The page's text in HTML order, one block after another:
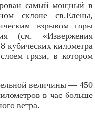
самый мощный в
склоне св.Елены,
взрывом горы
(см. «Извержения
кубических километра
грязи, в котором
величины — 450
в час больше
ветра.